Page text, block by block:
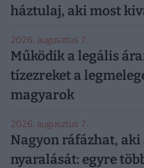
háztulaj, aki most
2026. augusztus 7.
Működik a legális
tízezreket a
magyarok
2026. augusztus 7.
Nagyon ráfázhat, aki
nyaralását: egyre